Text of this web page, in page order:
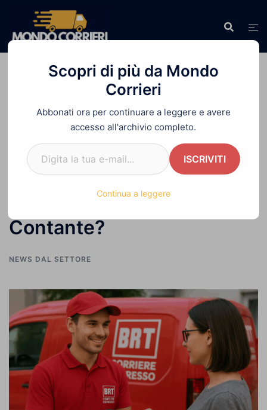
contenuto
Home»Pagamenti Digitali alla Consegna:
Addio al Contante?
Pagamenti Digitali alla
Consegna: Addio al
Contante?
NEWS DAL SETTORE
Scopri di più da Mondo
Corrieri
Abbonati ora per continuare a leggere e avere
accesso all'archivio completo.
Digita la tua e-mail...
ISCRIVITI
Continua a leggere